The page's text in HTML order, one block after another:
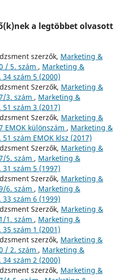
a legtöbbet olvasott
szerzők, Marketing &
/ 5. szám , Marketing &
szám 5 (2000)
Szerzők, Marketing &
3. szám , Marketing &
szám 3 (2017)
Szerzők, Marketing &
EMOK különszám , Marketing &
szám EMOK klsz (2017)
Szerzők, Marketing &
5. szám , Marketing &
szám 5 (1997)
Szerzők, Marketing &
6. szám , Marketing &
szám 6 (1999)
Szerzők, Marketing &
1. szám , Marketing &
szám 1 (2001)
szerzők, Marketing &
/ 2. szám , Marketing &
szám 2 (2000)
szerzők, Marketing &